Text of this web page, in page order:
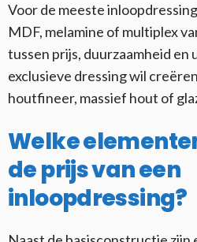
Voor de meeste
MDF, melamine of multiplex
tussen prijs, duurzaamheid en
exclusieve dressing wil
houtfineer, massief hout of
Welke
de prijs van een
inloopdressing?